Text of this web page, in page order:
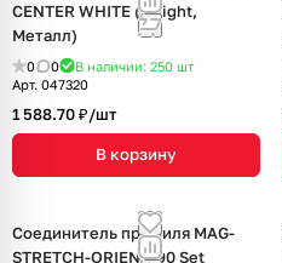
CENTER WHITE (Arlight,
Металл)
0 0 В наличии: 250 шт
Арт. 047320
1 588.70 ₽/шт
В корзину
Соединитель профиля MAG-
STRETCH-ORIENT-90 Set